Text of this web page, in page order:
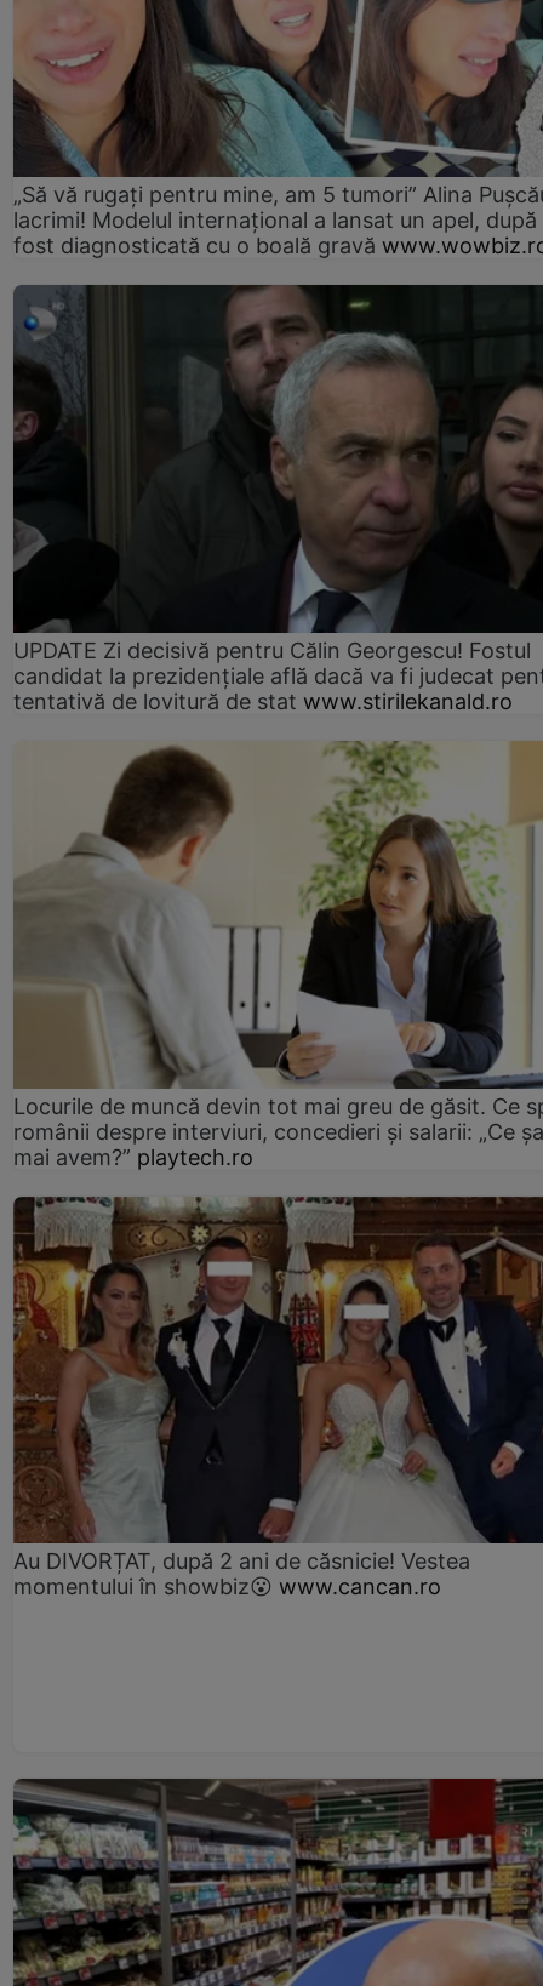
„Să vă rugați pentru mine, am 5 tumori” Alina
lacrimi! Modelul internațional a lansat un apel, după
fost diagnosticată cu o boală gravă
UPDATE Zi decisivă pentru Călin Georgescu! Fostul
candidat la prezidențiale află dacă va fi judecat
tentativă de lovitură de stat www.stirilekanald.ro
Locurile de muncă devin tot mai greu de găsit. Ce
românii despre interviuri, concedieri și salarii: „Ce
mai avem?” playtech.ro
Au DIVORȚAT, după 2 ani de căsnicie! Vestea
momentului în showbiz😮 www.cancan.ro